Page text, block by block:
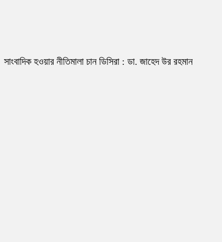
সাংবাদিক হওয়ার নীতিমালা চান ডিসিরা : ডা. জাহেদ উর রহমান